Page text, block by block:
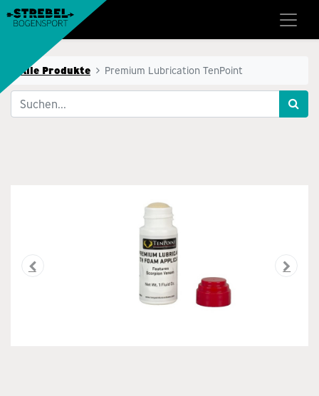
Alle Produkte Premium Lubrication TenPoint